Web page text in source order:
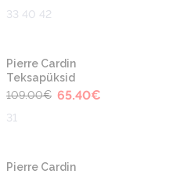
33 40 42
-40%
Pierre Cardin
Teksapüksid
109.00€ 65.40€
31
Pierre Cardin